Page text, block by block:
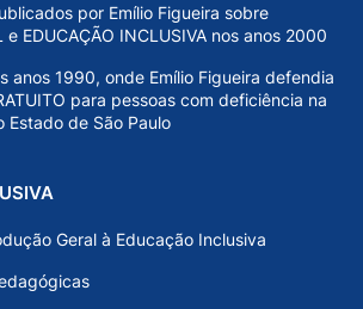
por Emílio Figueira sobre
e EDUCAÇÃO INCLUSIVA nos anos 2000
anos 1990, onde Emílio Figueira defendia
para pessoas com deficiência na
Estado de São Paulo
Geral à Educação Inclusiva